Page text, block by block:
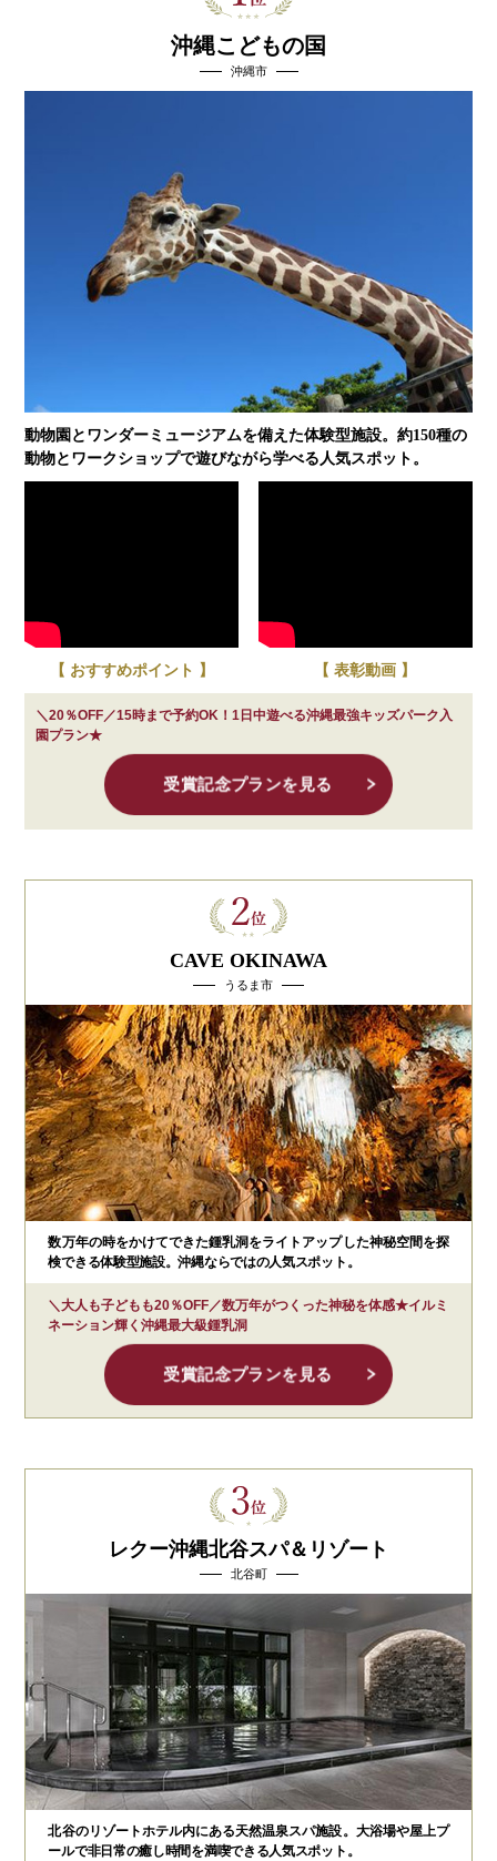
沖縄こどもの国
沖縄市
動物園とワンダーミュージアムを備えた体験型施設。約150種の
動物とワークショップで遊びながら学べる人気スポット。
【 おすすめポイント 】 【 表彰動画 】
＼20％OFF／15時まで予約OK！1日中遊べる沖縄最強キッズパーク入
園プラン★
受賞記念プランを見る
CAVE OKINAWA
うるま市
数万年の時をかけてできた鍾乳洞をライトアップした神秘空間を探
検できる体験型施設。沖縄ならではの人気スポット。
＼大人も子どもも20％OFF／数万年がつくった神秘を体感★イルミ
ネーション輝く沖縄最大級鍾乳洞
受賞記念プランを見る
レクー沖縄北谷スパ＆リゾート
北谷町
北谷のリゾートホテル内にある天然温泉スパ施設。大浴場や屋上プ
ールで非日常の癒し時間を満喫できる人気スポット。